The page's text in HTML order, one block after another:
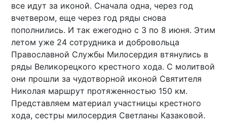
все идут за иконой. Сначала одна, через год
вчетвером, еще через год ряды снова
пополнились. И так ежегодно с 3 по 8 июня. Этим
летом уже 24 сотрудника и добровольца
Православной Службы Милосердия втянулись в
ряды Великорецкого крестного хода. С молитвой
они прошли за чудотворной иконой Святителя
Николая маршрут протяженностью 150 км.
Представляем материал участницы крестного
хода, сестры милосердия Светланы Казаковой.